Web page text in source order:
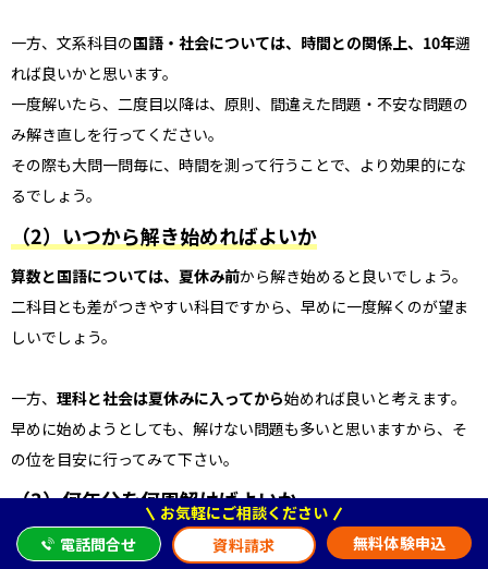
一方、文系科目の国語・社会については、時間との関係上、10年遡
れば良いかと思います。
一度解いたら、二度目以降は、原則、間違えた問題・不安な問題の
み解き直しを行ってください。
その際も大問一問毎に、時間を測って行うことで、より効果的にな
るでしょう。
（2）いつから解き始めればよいか
算数と国語については、夏休み前から解き始めると良いでしょう。
二科目とも差がつきやすい科目ですから、早めに一度解くのが望ま
しいでしょう。
一方、 理科と社会は夏休みに入ってから始めれば良いと考えます。
早めに始めようとしても、解けない問題も多いと思いますから、そ
の位を目安に行ってみて下さい。
（3）何年分を何周解けばよいか
算数は、時間が無ければ最低10年分、出来れば20年分解いておきた
お気軽にご相談ください
電話問合せ
資料請求 無料体験申込